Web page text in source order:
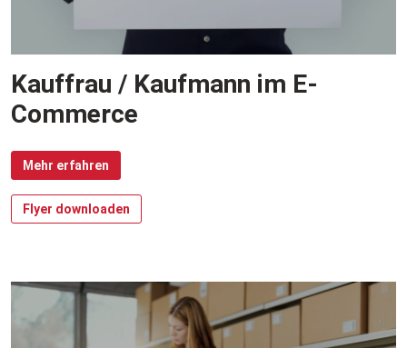
Kauffrau / Kaufmann im E-
Commerce
Mehr erfahren
Flyer downloaden